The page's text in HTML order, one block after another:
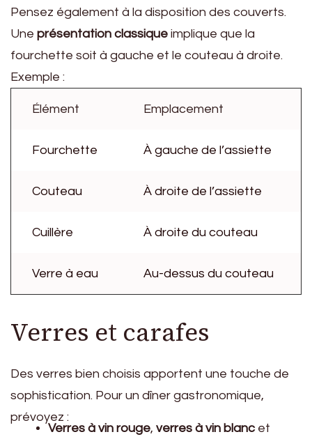
Pensez également à la disposition des couverts.
Une présentation classique implique que la
fourchette soit à gauche et le couteau à droite.
Exemple :
Élément Emplacement
Fourchette À gauche de l’assiette
Couteau À droite de l’assiette
Cuillère À droite du couteau
Verre à eau Au-dessus du couteau
Verres et carafes
Des verres bien choisis apportent une touche de
sophistication. Pour un dîner gastronomique,
prévoyez :
Verres à vin rouge, verres à vin blanc et